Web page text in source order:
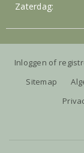
Zaterdag:
Inloggen of
Sitemap